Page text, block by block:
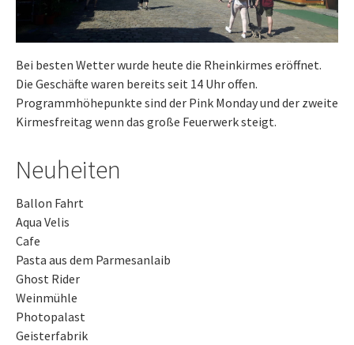
Bei besten Wetter wurde heute die Rheinkirmes eröffnet.
Die Geschäfte waren bereits seit 14 Uhr offen.
Programmhöhepunkte sind der Pink Monday und der zweite
Kirmesfreitag wenn das große Feuerwerk steigt.
Neuheiten
Ballon Fahrt
Aqua Velis
Cafe
Pasta aus dem Parmesanlaib
Ghost Rider
Weinmühle
Photopalast
Geisterfabrik